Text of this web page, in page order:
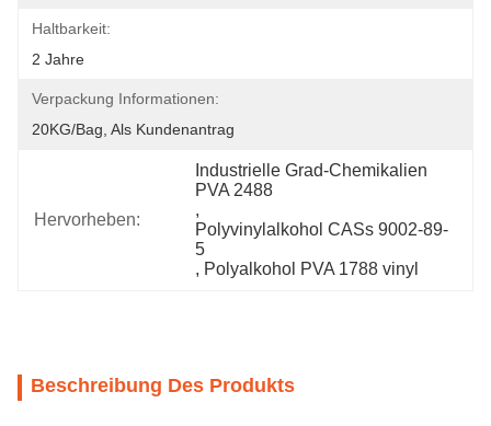
Haltbarkeit:
2 Jahre
Verpackung Informationen:
20KG/bag, Als Kundenantrag
Hervorheben:
Industrielle Grad-Chemikalien
PVA 2488
,
Polyvinylalkohol CASs 9002-89-
5
, Polyalkohol PVA 1788 vinyl
Beschreibung Des Produkts